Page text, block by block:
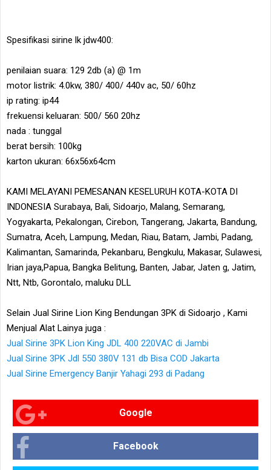
Spesifikasi sirine lk jdw400:
penilaian suara: 129 2db (a) @ 1m
motor listrik: 4.0kw, 380/ 400/ 440v ac, 50/ 60hz
ip rating: ip44
frekuensi keluaran: 500/ 560 20hz
nada : tunggal
berat bersih: 100kg
karton ukuran: 66x56x64cm
KAMI MELAYANI PEMESANAN KESELURUH KOTA-KOTA DI
INDONESIA Surabaya, Bali, Sidoarjo, Malang, Semarang,
Yogyakarta, Pekalongan, Cirebon, Tangerang, Jakarta, Bandung,
Sumatra, Aceh, Lampung, Medan, Riau, Batam, Jambi, Padang,
Kalimantan, Samarinda, Pekanbaru, Bengkulu, Makasar, Sulawesi,
Irian jaya,Papua, Bangka Belitung, Banten, Jabar, Jaten g, Jatim,
Ntt, Ntb, Gorontalo, maluku DLL
Selain Jual Sirine Lion King Bendungan 3PK di Sidoarjo , Kami
Menjual Alat Lainya juga :
Jual Sirine 3PK Lion King JDL 400 220VAC di Jambi
Jual Sirine 3PK Jdl 550 380V 131 db Bisa COD Jakarta
Jual Sirine Emergency Banjir Yahagi 293 di Padang
Google
Facebook